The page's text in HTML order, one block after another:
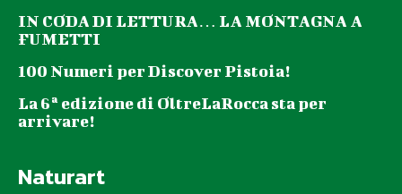
IN CODA DI LETTURA… LA MONTAGNA A
FUMETTI
100 Numeri per Discover Pistoia!
La 6ª edizione di OltreLaRocca sta per
arrivare!
Naturart